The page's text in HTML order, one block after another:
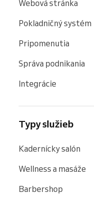
Webová stránka
Pokladničný systém
Pripomenutia
Správa podnikania
Integrácie
Typy služieb
Kadernícky salón
Wellness a masáže
Barbershop